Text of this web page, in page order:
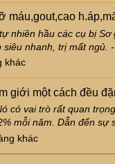
nhiên hầu các cụ bị
nhanh, trị mất ngủ.
khác
giới một cách đều
có vai trò rất quan
mỗi năm. Dẫn đến sự
khác